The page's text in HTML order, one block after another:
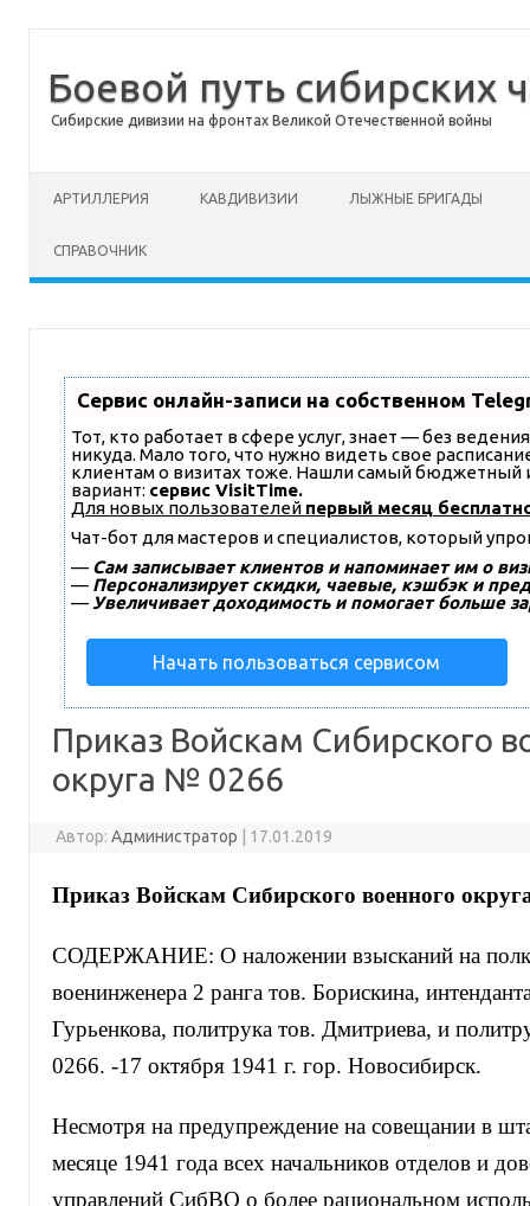
Боевой путь сибирских
Сибирские дивизии на фронтах Великой Отечественной войны
АРТИЛЛЕРИЯ КАВДИВИЗИИ ЛЫЖНЫЕ БРИГАДЫ
СПРАВОЧНИК
Сервис онлайн-записи на собственном
Тот, кто работает в сфере услуг, знает — без
никуда. Мало того, что нужно видеть свое
клиентам о визитах тоже. Нашли самый бюджетный
вариант: сервис VisitTime.
Для новых пользователей первый месяц
Чат-бот для мастеров и специалистов, который
— Сам записывает клиентов и напоминает им о
— Персонализирует скидки, чаевые, кэшбэк и
— Увеличивает доходимость и помогает больше
Начать пользоваться сервисом
Приказ Войскам Сибирского
округа № 0266
Автор:Администратор 17.01.2019
Приказ Войскам Сибирского военного
СОДЕРЖАНИЕ: О наложении взысканий на
военинженера 2 ранга тов. Борискина,
Гурьенкова, политрука тов. Дмитриева, и
0266. -17 октября 1941 г. гор. Новосибирск.
Несмотря на предупреждение на совещании в
месяце 1941 года всех начальников отделов и
управлений СибВО о более рациональном